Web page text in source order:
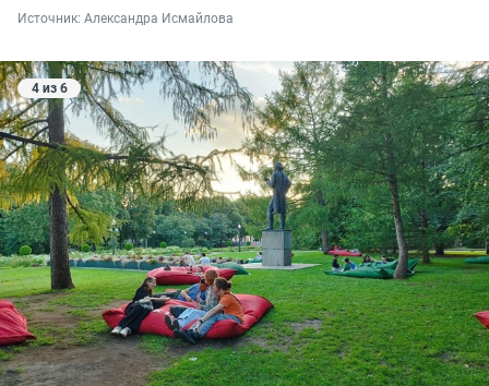
Источник: Александра Исмайлова
4 из 6